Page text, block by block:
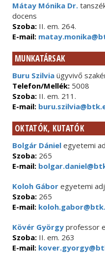
Mátay Mónika Dr.
docens
Szoba: II. em. 264.
E-mail:
MUNKATÁRSAK
Buru Szilvia ügyvivő
Telefon/Mellék: 5008
Szoba: II. em. 211.
E-mail:
OKTATÓK, KUTATÓK
Bolgár Dániel egyetemi
Szoba: 265
E-mail:
Koloh Gábor egyetemi
Szoba: 265
E-mail:
Kövér György professor
Szoba: II. em. 263
E-mail: